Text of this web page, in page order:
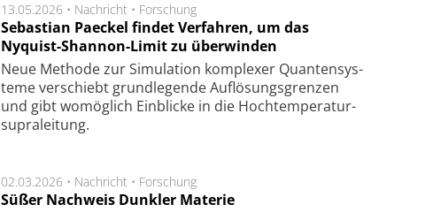
13.05.2026 • Nachricht • Forschung
Sebastian Paeckel findet Verfahren, um das
Nyquist-Shannon-Limit zu überwinden
Neue Methode zur Simu­la­tion kom­ple­xer Quan­ten­sys­
te­me ver­schiebt grund­le­gen­de Auf­lösungs­gren­zen
und gibt wo­mög­lich Ein­blicke in die Hoch­tempe­ra­tur­
supra­lei­tung.
02.03.2026 • Nachricht • Forschung
Süßer Nachweis Dunkler Materie